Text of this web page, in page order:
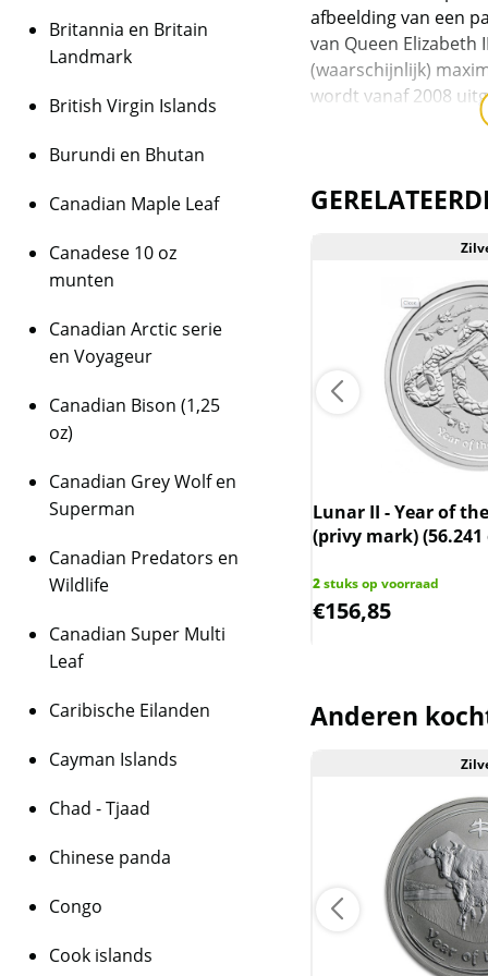
afbeelding van een
van Queen Elizabeth
(waarschijnlijk)
wordt vanaf 2008
thema, namelijk één
2008: Muis (oplage
2010: Tijger (oplage
2012: Draak
oplage van 200.00)
2013: Slang
oplage van 56.241)
2014: Paard
oplage van 60.269)
2015: Geit (reguliere
2016: Aap (reguliere
oplage van 30.000)
oplage van 30.000)
2018: Hond
Levering
Elke munt wordt
Doordat de
geleverd, zijn de
BTW
Dit product wordt
houdt in dat wij btw
Zilver
II - Year of the Tiger - 1/2 oz 2010
voorraad
Lunar II - Year of
(privy mark) (56.241
2stuks op voorraad
€156,85
Anderen
Britannia en Britain
Landmark
British Virgin Islands
Burundi en Bhutan
Canadian Maple Leaf
Canadese 10 oz
munten
Canadian Arctic serie
en Voyageur
Canadian Bison (1,25
oz)
Canadian Grey Wolf en
Superman
Canadian Predators en
Wildlife
Canadian Super Multi
Leaf
Caribische Eilanden
Cayman Islands
Chad - Tjaad
Chinese panda
Congo
Cook islands